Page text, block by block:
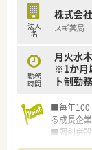
【こんな
■患者様
■日々の
のスキル
■周囲の
す。
法人
名
株式会
スギ薬局
勤務
時間
月火水
※1か月
ト制勤務
■毎年100
る成長企
■調剤併設